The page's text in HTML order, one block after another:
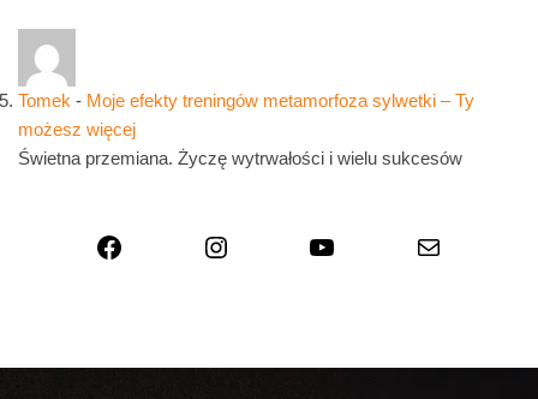
Tomek - Moje efekty treningów metamorfoza sylwetki – Ty
możesz więcej
Świetna przemiana. Życzę wytrwałości i wielu sukcesów